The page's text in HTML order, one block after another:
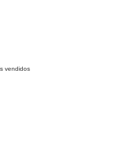
vendidos